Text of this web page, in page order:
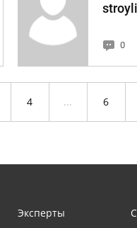
0
4 ... 6
Эксперты